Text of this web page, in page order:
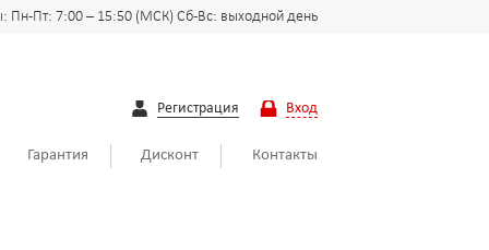
Пн-Пт: 7:00 – 15:50 (МСК) Сб-Вс: выходной день
Регистрация Вход
Гарантия Дисконт Контакты